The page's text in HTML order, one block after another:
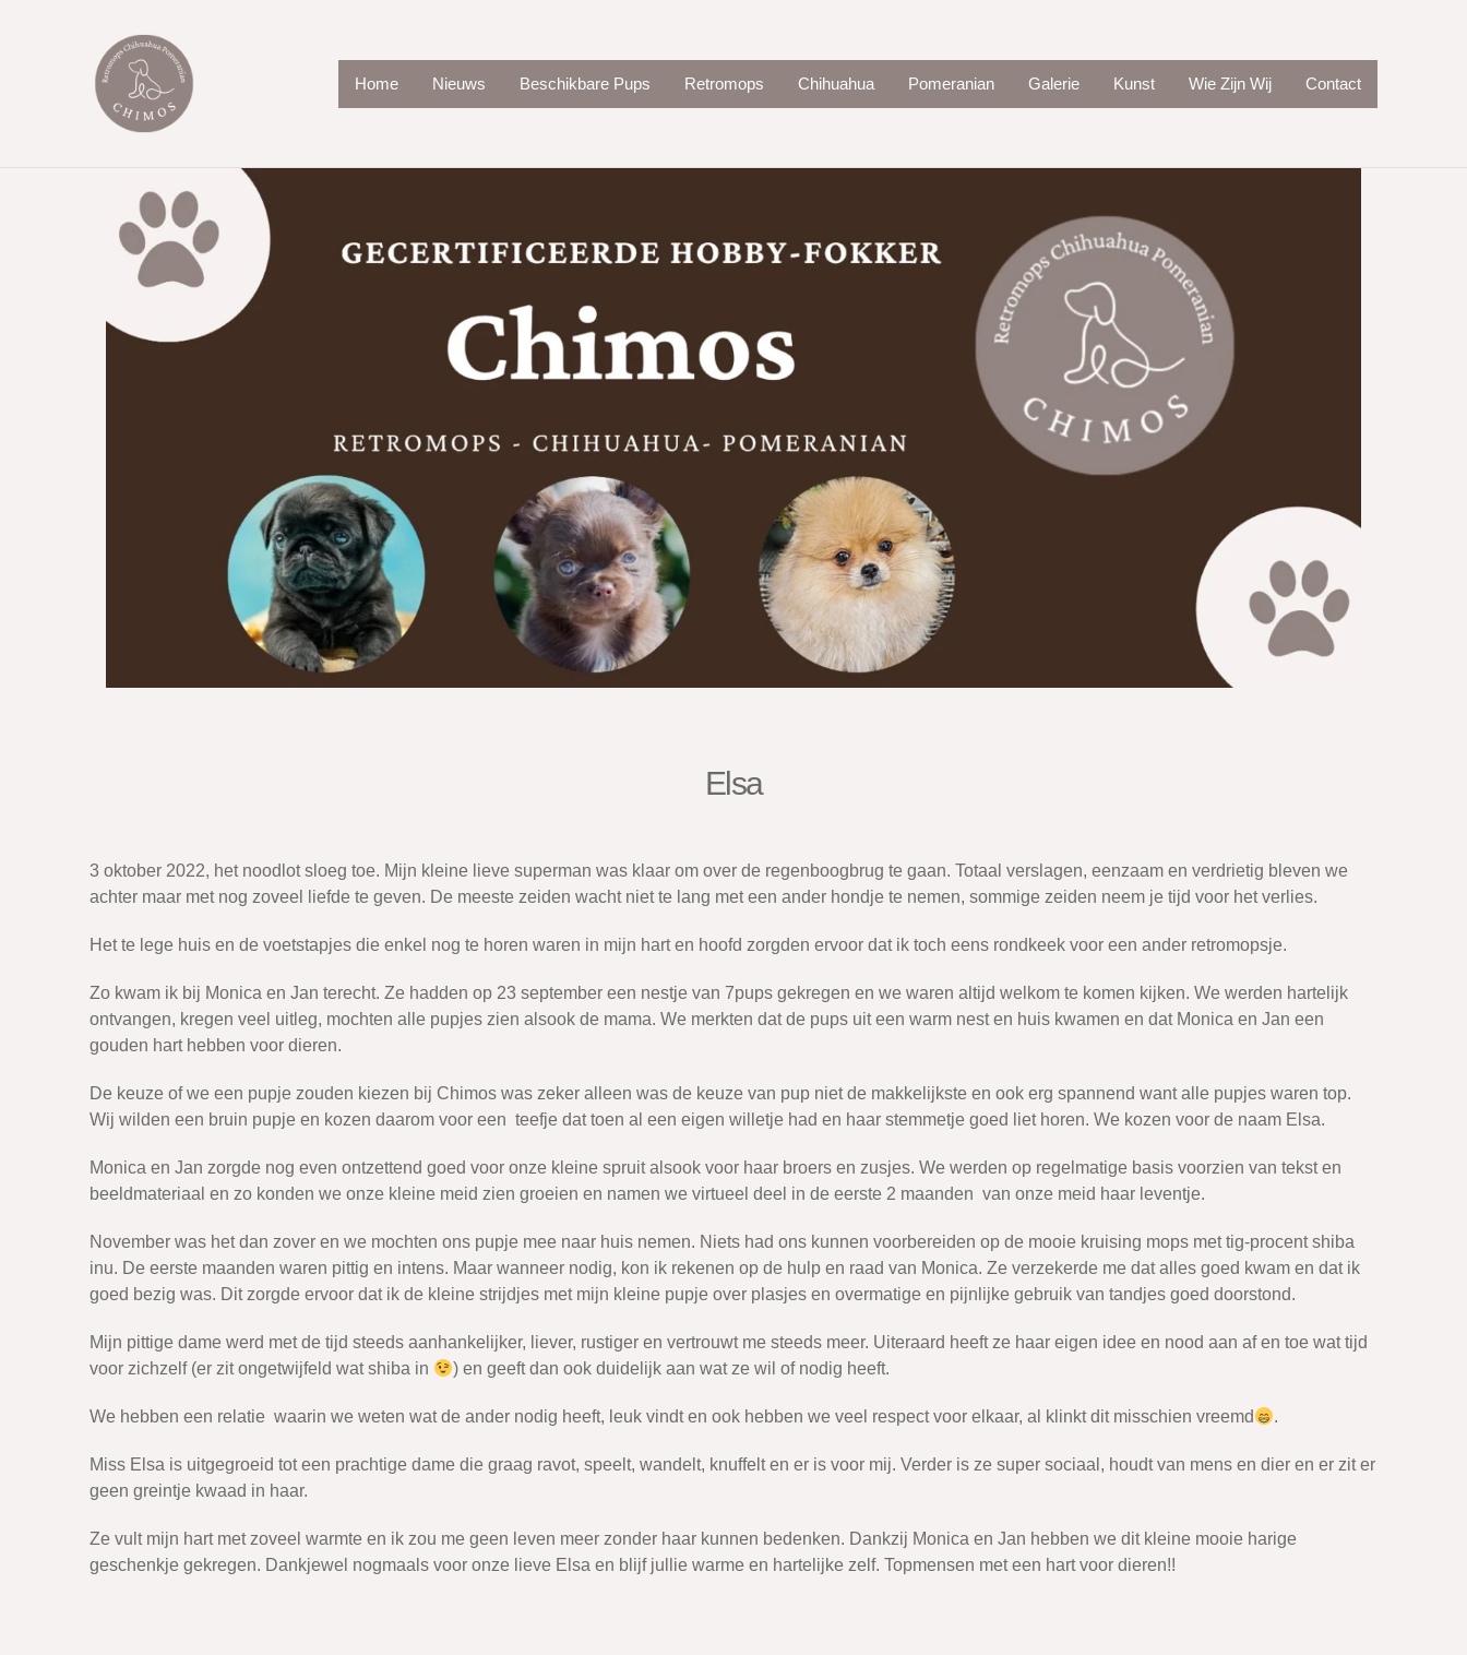
Home Nieuws Beschikbare Pups Retromops Chihuahua Pomeranian Galerie Kunst Wie Zijn Wij Contact
Elsa
3 oktober 2022, het noodlot sloeg toe. Mijn kleine lieve superman was klaar om over de regenboogbrug te gaan. Totaal verslagen, eenzaam en verdrietig bleven we
achter maar met nog zoveel liefde te geven. De meeste zeiden wacht niet te lang met een ander hondje te nemen, sommige zeiden neem je tijd voor het verlies.
Het te lege huis en de voetstapjes die enkel nog te horen waren in mijn hart en hoofd zorgden ervoor dat ik toch eens rondkeek voor een ander retromopsje.
Zo kwam ik bij Monica en Jan terecht. Ze hadden op 23 september een nestje van 7pups gekregen en we waren altijd welkom te komen kijken. We werden hartelijk
ontvangen, kregen veel uitleg, mochten alle pupjes zien alsook de mama. We merkten dat de pups uit een warm nest en huis kwamen en dat Monica en Jan een
gouden hart hebben voor dieren.
De keuze of we een pupje zouden kiezen bij Chimos was zeker alleen was de keuze van pup niet de makkelijkste en ook erg spannend want alle pupjes waren top.
Wij wilden een bruin pupje en kozen daarom voor een teefje dat toen al een eigen willetje had en haar stemmetje goed liet horen. We kozen voor de naam Elsa.
Monica en Jan zorgde nog even ontzettend goed voor onze kleine spruit alsook voor haar broers en zusjes. We werden op regelmatige basis voorzien van tekst en
beeldmateriaal en zo konden we onze kleine meid zien groeien en namen we virtueel deel in de eerste 2 maanden van onze meid haar leventje.
November was het dan zover en we mochten ons pupje mee naar huis nemen. Niets had ons kunnen voorbereiden op de mooie kruising mops met tig-procent shiba
inu. De eerste maanden waren pittig en intens. Maar wanneer nodig, kon ik rekenen op de hulp en raad van Monica. Ze verzekerde me dat alles goed kwam en dat ik
goed bezig was. Dit zorgde ervoor dat ik de kleine strijdjes met mijn kleine pupje over plasjes en overmatige en pijnlijke gebruik van tandjes goed doorstond.
Mijn pittige dame werd met de tijd steeds aanhankelijker, liever, rustiger en vertrouwt me steeds meer. Uiteraard heeft ze haar eigen idee en nood aan af en toe wat tijd
voor zichzelf (er zit ongetwijfeld wat shiba in
) en geeft dan ook duidelijk aan wat ze wil of nodig heeft.
We hebben een relatie waarin we weten wat de ander nodig heeft, leuk vindt en ook hebben we veel respect voor elkaar, al klinkt dit misschien vreemd .
Miss Elsa is uitgegroeid tot een prachtige dame die graag ravot, speelt, wandelt, knuffelt en er is voor mij. Verder is ze super sociaal, houdt van mens en dier en er zit er
geen greintje kwaad in haar.
Ze vult mijn hart met zoveel warmte en ik zou me geen leven meer zonder haar kunnen bedenken. Dankzij Monica en Jan hebben we dit kleine mooie harige
geschenkje gekregen. Dankjewel nogmaals voor onze lieve Elsa en blijf jullie warme en hartelijke zelf. Topmensen met een hart voor dieren!!